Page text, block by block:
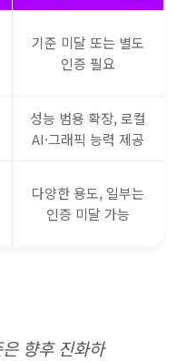
기준 미달 또는 별도
인증 필요
성능 범용 확장, 로컬
AI·그래픽 능력 제공
다양한 용도, 일부는
인증 미달 가능
향후 진화하